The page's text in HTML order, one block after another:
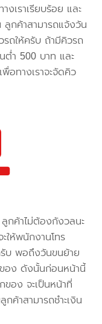
งเราเรียบร้อย และ
ลูกค้าสามารถแจ้งวัน
รถให้ครับ ถ้ามีคิวรถ
ต่ำ 500 บาท และ
อทางเราจะจัดคิว
กค้าไม่ต้องกังวลนะ
ให้พนักงานโทร
รับ พอถึงวันขนย้าย
อง ดังนั้นก่อนหน้านี้
ของ จะเป็นหน้าที่
ค้าสามารถชำะเงิน